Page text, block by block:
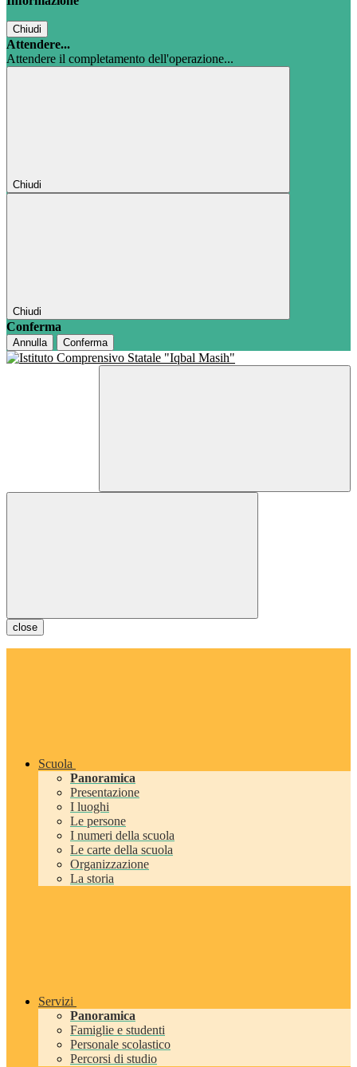
Chiudi
Attendere...
Attendere il completamento dell'operazione...
Chiudi
Chiudi
Conferma
Annulla Conferma
close
Scuola
Panoramica
Presentazione
I luoghi
Le persone
I numeri della scuola
Le carte della scuola
Organizzazione
La storia
Servizi
Panoramica
Famiglie e studenti
Personale scolastico
Percorsi di studio